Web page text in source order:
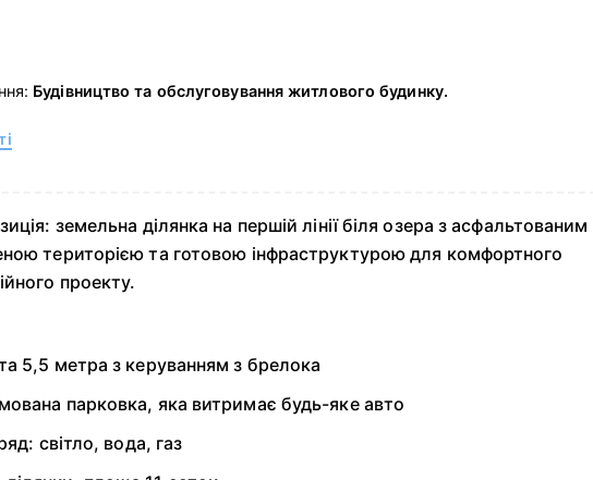
Будівництво та обслуговування житлового будинку.
земельна ділянка на першій лінії біля озера з асфальтованим
територією та готовою інфраструктурою для комфортного
проекту.
5,5 метра з керуванням з брелока
парковка, яка витримає будь-яке авто
світло, вода, газ